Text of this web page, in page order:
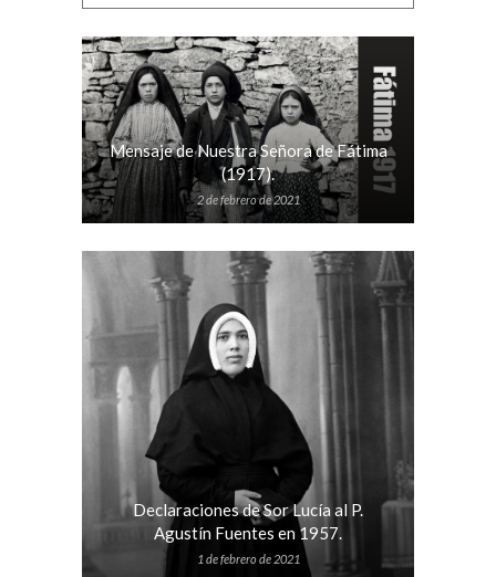
Mensaje de Nuestra Señora de Fátima
(1917).
2 de febrero de 2021
Declaraciones de Sor Lucía al P.
Agustín Fuentes en 1957.
1 de febrero de 2021